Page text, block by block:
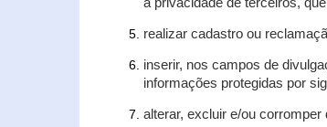
realizar cadastro ou
inserir, nos campos de
informações protegidas por
alterar, excluir e/ou